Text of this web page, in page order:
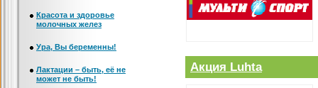
Акция Luhta
Красота и здоровье
молочных желез
Ура, Вы беременны!
Лактации – быть, её не
может не быть!